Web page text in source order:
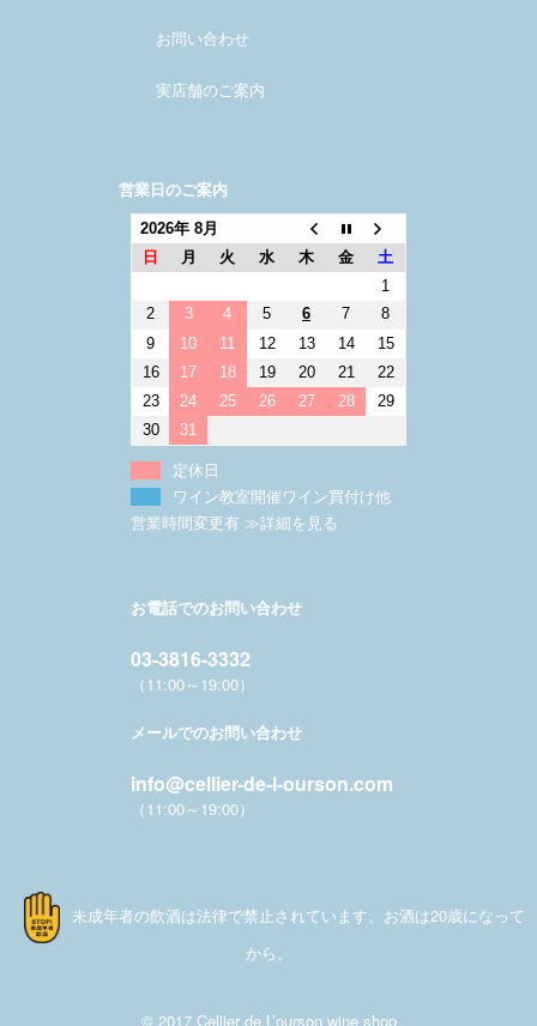
お問い合わせ
実店舗のご案内
営業日のご案内
2026年 8月
日
月 火 水 木 金
土
1
2
3 4 5 6 7
8
9
10 11 12 13 14
15
16
17 18 19 20 21
22
23
24 25 26 27 28
29
30
31
定休日
ワイン教室開催ワイン買付け他
営業時間変更有 ≫詳細を見る
お電話でのお問い合わせ
03-3816-3332
（11:00～19:00）
メールでのお問い合わせ
info@cellier-de-l-ourson.com
（11:00～19:00）
未成年者の飲酒は法律で禁止されています。お酒は20歳になって
から。
© 2017 Cellier de L’ourson wine shop